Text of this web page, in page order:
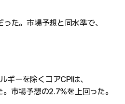
た。市場予想と同水準で、
ギーを除くコアCPIは、
市場予想の2.7%を上回った。